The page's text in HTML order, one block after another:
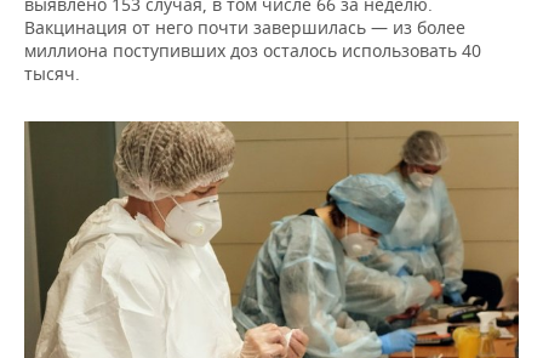
выявлено 153 случая, в том числе 66 за неделю.
Вакцинация от него почти завершилась — из более
миллиона поступивших доз осталось использовать 40
тысяч.